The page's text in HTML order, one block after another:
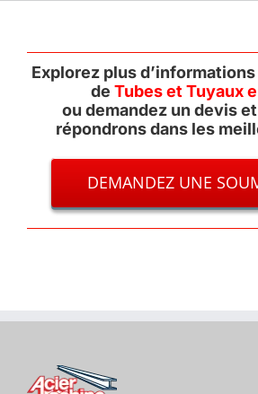
Explorez plus
de Tubes et Tuyaux
ou demandez un devis
répondrons dans les
DEMANDEZ UNE